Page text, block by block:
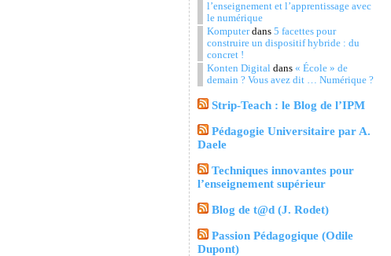
l’enseignement et l’apprentissage avec
le numérique
Komputerdans 5 facettes pour
construire un dispositif hybride : du
concret !
Konten Digitaldans « École » de
demain ? Vous avez dit … Numérique ?
Strip-Teach : le Blog de l’IPM
Pédagogie Universitaire par A.
Daele
Techniques innovantes pour
l’enseignement supérieur
Blog de t@d (J. Rodet)
Passion Pédagogique (Odile
Dupont)